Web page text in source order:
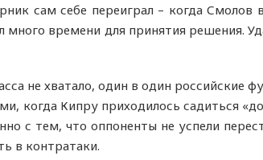
сам себе переиграл – когда Смолов
много времени для принятия решения.
не хватало, один в один российские
когда Кипру приходилось садиться
с тем, что оппоненты не успели
в контратаки.